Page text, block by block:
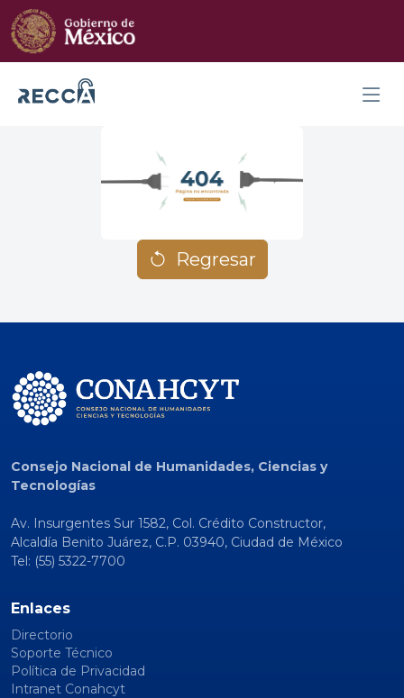
Regresar
Consejo Nacional de Humanidades, Ciencias y
Tecnologías
Av. Insurgentes Sur 1582, Col. Crédito Constructor,
Alcaldía Benito Juárez, C.P. 03940, Ciudad de México
Tel: (55) 5322-7700
Enlaces
Directorio
Soporte Técnico
Política de Privacidad
Intranet Conahcyt